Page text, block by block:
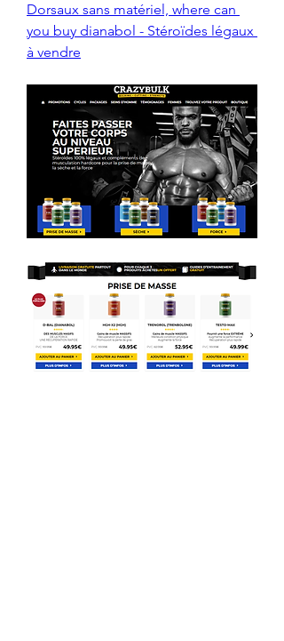
Dorsaux sans matériel, where can
you buy dianabol - Stéroïdes légaux
à vendre